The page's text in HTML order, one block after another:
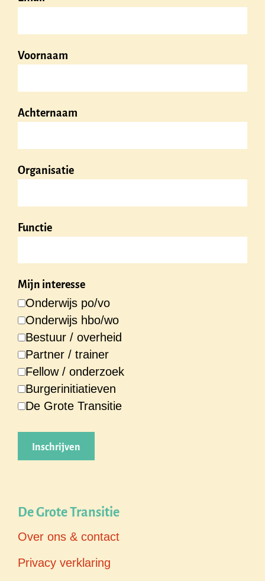
Voornaam
Achternaam
Organisatie
Functie
Mijn interesse
Onderwijs po/vo
Onderwijs hbo/wo
Bestuur / overheid
Partner / trainer
Fellow / onderzoek
Burgerinitiatieven
De Grote Transitie
De Grote Transitie
Over ons & contact
Privacy verklaring